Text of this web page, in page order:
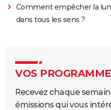
Comment empêcher la
dans tous les sens ?
VOS
Recevez chaque
émissions qui vous